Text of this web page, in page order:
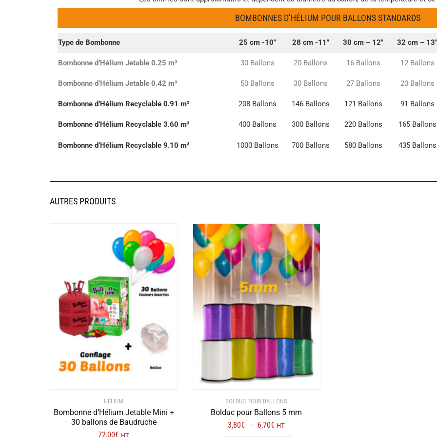
BOMBONNES D’HÉLIUM POUR BALLONS STANDARDS
Type de Bombonne 25 cm -10″ 28 cm -11″ 30 cm – 12″ 32 cm – 13″
Bombonne d’Hélium Jetable 0.25 m³ 30 Ballons 20 Ballons 16 Ballons 12 Ballons
Bombonne d’Hélium Jetable 0.42 m³ 50 Ballons 30 Ballons 27 Ballons 20 Ballons
Bombonne d’Hélium Recyclable 0.91 m³ 208 Ballons 146 Ballons 121 Ballons 91 Ballons
Bombonne d’Hélium Recyclable 3.60 m³ 400 Ballons 300 Ballons 220 Ballons 165 Ballons
Bombonne d’Hélium Recyclable 9.10 m³ 1000 Ballons 700 Ballons 580 Ballons 435 Ballons
AUTRES PRODUITS
HÉLIUM
Bombonne d’Hélium Jetable Mini +
30 ballons de Baudruche
72,00€ HT
BOLDUC POUR BALLONS
Bolduc pour Ballons 5 mm
3,80€ – 6,70€ Plage
HT